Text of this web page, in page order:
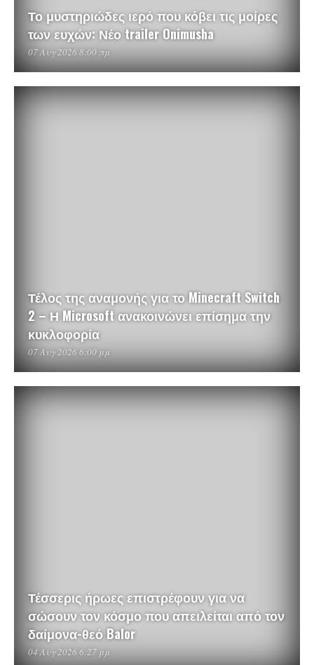
Το μυστηριώδες ιερό που κόβει τις μοίρες
των ευχών: Νέο trailer Onimusha
07 Αυγ 2026 8:00 πμ
Τέλος της αναμονής για το Minecraft Switch
2 – Η Microsoft ανακοινώνει επίσημα την
κυκλοφορία
07 Αυγ 2026 6:00 μμ
Τέσσερις ήρωες επιστρέφουν για να
σώσουν τον κόσμο που απειλείται από τον
δαίμονα-θεό Balor
04 Αυγ 2026 6:27 μμ